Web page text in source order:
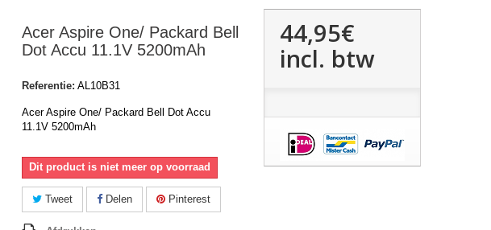
Acer Aspire One/ Packard Bell
Dot Accu 11.1V 5200mAh
Referentie: AL10B31
Acer Aspire One/ Packard Bell Dot Accu
11.1V 5200mAh
Dit product is niet meer op voorraad
Tweet Delen Pinterest
44,95€
incl. btw